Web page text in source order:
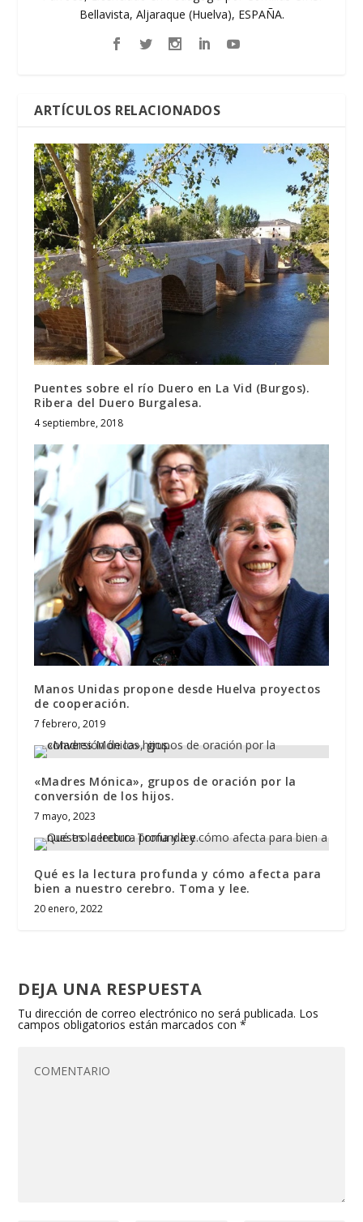
Bellavista, Aljaraque (Huelva), ESPAÑA.
ARTÍCULOS RELACIONADOS
Puentes sobre el río Duero en La Vid (Burgos).
Ribera del Duero Burgalesa.
4 septiembre, 2018
Manos Unidas propone desde Huelva proyectos
de cooperación.
7 febrero, 2019
«Madres Mónica», grupos de oración por la
conversión de los hijos.
7 mayo, 2023
Qué es la lectura profunda y cómo afecta para
bien a nuestro cerebro. Toma y lee.
20 enero, 2022
DEJA UNA RESPUESTA
Tu dirección de correo electrónico no será publicada. Los
campos obligatorios están marcados con*